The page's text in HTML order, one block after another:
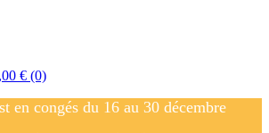
€ (0)
en congés du 16 au 30 décembre